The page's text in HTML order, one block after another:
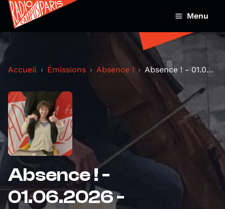
Menu
Accueil Émissions Absence ! Absence ! - 01.06.2026 - Programme ? pas de progra...
Absence ! -
01.06.2026 -